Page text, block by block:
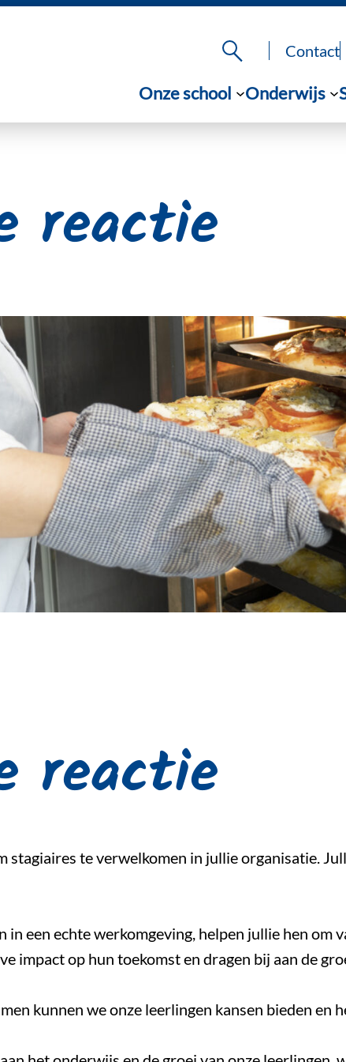
Contact
Onze school Onderwijs
reactie
reactie
te verwelkomen in jullie organisatie.
een echte werkomgeving, helpen jullie hen om
impact op hun toekomst en dragen bij aan de
kunnen we onze leerlingen kansen bieden en